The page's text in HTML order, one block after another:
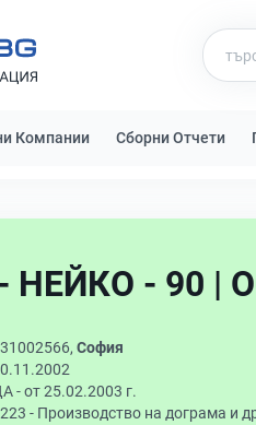
Компании Сборни Отчети
НЕЙКО - 90 |
София
- от 25.02.2003 г.
- Производство на дограма и